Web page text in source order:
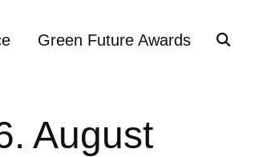
Green Future Awards
August